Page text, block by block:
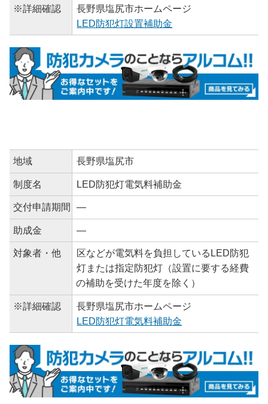
※詳細確認
長野県塩尻市ホームページ
LED防犯灯設置補助金
地域 長野県塩尻市
制度名 LED防犯灯電気料補助金
交付申請期間 ―
助成金 ―
対象者・他
区などが電気料を負担しているLED防犯
灯または指定防犯灯（設置に要する経費
の補助を受けた年度を除く）
※詳細確認
長野県塩尻市ホームページ
LED防犯灯電気料補助金